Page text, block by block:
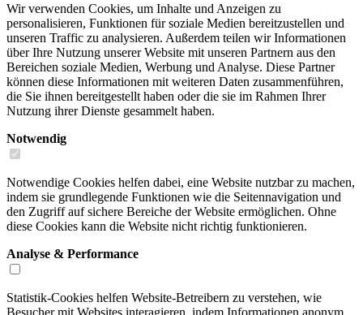
Wir verwenden Cookies, um Inhalte und Anzeigen zu
personalisieren, Funktionen für soziale Medien bereitzustellen und
unseren Traffic zu analysieren. Außerdem teilen wir Informationen
über Ihre Nutzung unserer Website mit unseren Partnern aus den
Bereichen soziale Medien, Werbung und Analyse. Diese Partner
können diese Informationen mit weiteren Daten zusammenführen,
die Sie ihnen bereitgestellt haben oder die sie im Rahmen Ihrer
Nutzung ihrer Dienste gesammelt haben.
Notwendig
Notwendige Cookies helfen dabei, eine Website nutzbar zu machen,
indem sie grundlegende Funktionen wie die Seitennavigation und
den Zugriff auf sichere Bereiche der Website ermöglichen. Ohne
diese Cookies kann die Website nicht richtig funktionieren.
Analyse & Performance
Statistik-Cookies helfen Website-Betreibern zu verstehen, wie
Besucher mit Websites interagieren, indem Informationen anonym